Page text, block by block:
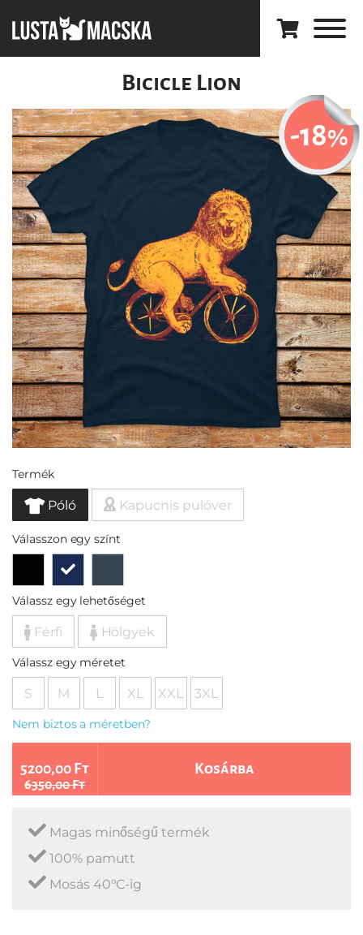
Bicicle Lion
-18%
Termék
Póló Kapucnis pulóver
Válasszon egy színt
Válassz egy lehetőséget
Férfi Hölgyek
Válassz egy méretet
S M L XL XXL 3XL
Nem biztos a méretben?
5200,00 Ft
6350,00 Ft
Kosárba
Magas minőségű termék
100% pamutt
Mosás 40°C-ig